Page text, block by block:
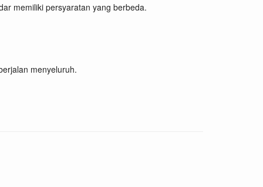
memiliki persyaratan yang berbeda.
menyeluruh.